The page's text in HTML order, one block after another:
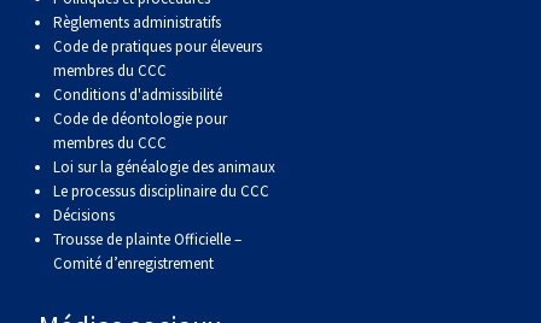
Règlements administratifs
Code de pratiques pour éleveurs
membres du CCC
Conditions d'admissibilité
Code de déontologie pour
membres du CCC
Loi sur la généalogie des animaux
Le processus disciplinaire du CCC
Décisions
Trousse de plainte Officielle –
Comité d’enregistrement